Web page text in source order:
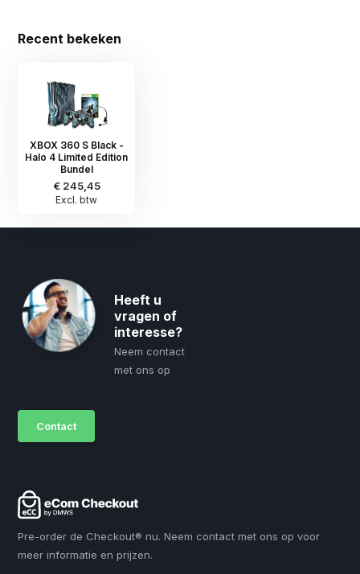
Recent bekeken
XBOX 360 S Black -
Halo 4 Limited Edition
Bundel
€ 245,45
Excl. btw
Heeft u
vragen of
interesse?
Neem contact
met ons op
Contact
Pre-order de Checkout® nu. Neem contact met ons op voor
meer informatie en prijzen.